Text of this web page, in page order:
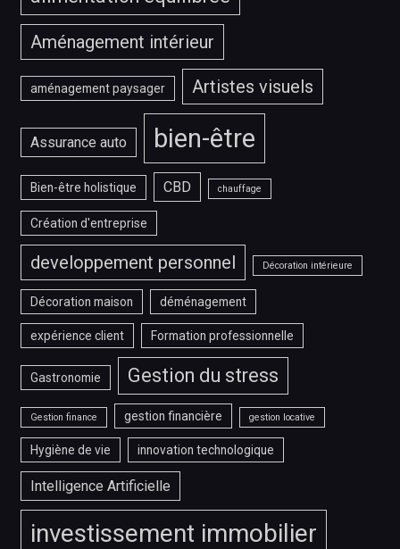
Aménagement intérieur
aménagement paysager Artistes visuels
Assurance auto bien-être
Bien-être holistique CBD chauffage
Création d'entreprise
developpement personnel Décoration intérieure
Décoration maison déménagement
expérience client Formation professionnelle
Gastronomie Gestion du stress
Gestion finance gestion financière gestion locative
Hygiène de vie innovation technologique
Intelligence Artificielle
investissement immobilier